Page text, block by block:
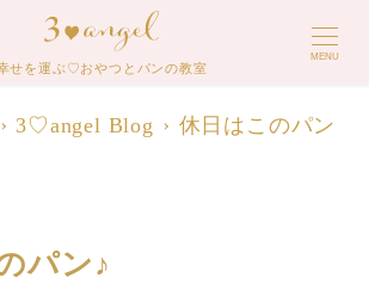
せを運ぶ♡おやつとパンの教室
MENU
3♡angel Blog
休日はこのパン
パン♪